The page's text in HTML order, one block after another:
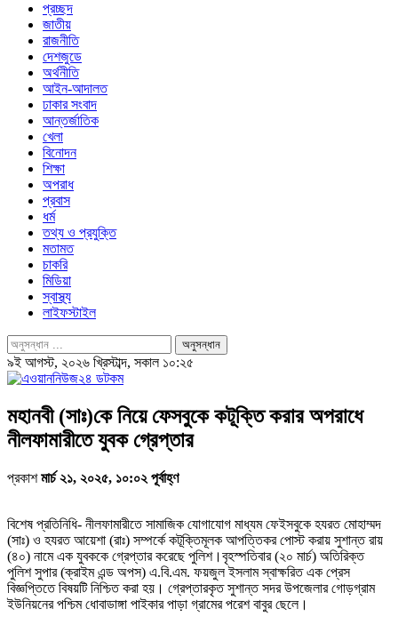
প্রচ্ছদ
জাতীয়
রাজনীতি
দেশজুডে
অর্থনীতি
আইন-আদালত
ঢাকার সংবাদ
আন্তর্জাতিক
খেলা
বিনোদন
শিক্ষা
অপরাধ
প্রবাস
ধর্ম
তথ্য ও প্রযুক্তি
মতামত
চাকরি
মিডিয়া
স্বাস্থ্য
লাইফস্টাইল
৯ই আগস্ট, ২০২৬ খ্রিস্টাব্দ, সকাল ১০:২৫
মহানবী (সাঃ)কে নিয়ে ফেসবুকে কটূক্তি করার অপরাধে
নীলফামারীতে যুবক গ্রেপ্তার
প্রকাশমার্চ ২১, ২০২৫, ১০:০২ পূর্বাহ্ণ
বিশেষ প্রতিনিধি- নীলফামারীতে সামাজিক যোগাযোগ মাধ্যম ফেইসবুকে হযরত মোহাম্মদ
(সাঃ) ও হযরত আয়েশা (রাঃ) সম্পর্কে কটূক্তিমূলক আপত্তিকর পোস্ট করায় সুশান্ত রায়
(৪০) নামে এক যুবককে গ্রেপ্তার করেছে পুলিশ।বৃহস্পতিবার (২০ মার্চ) অতিরিক্ত
পুলিশ সুপার (ক্রাইম এন্ড অপস) এ.বি.এম. ফয়জুল ইসলাম স্বাক্ষরিত এক প্রেস
বিজ্ঞপ্তিতে বিষয়টি নিশ্চিত করা হয়। গ্রেপ্তারকৃত সুশান্ত সদর উপজেলার গোড়গ্রাম
ইউনিয়নের পশ্চিম ধোবাডাঙ্গা পাইকার পাড়া গ্রামের পরেশ বাবুর ছেলে।